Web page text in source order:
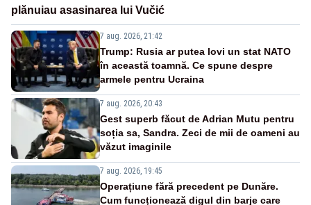
plănuiau asasinarea lui Vučić
7 aug. 2026, 21:42
Trump: Rusia ar putea lovi un stat NATO
în această toamnă. Ce spune despre
armele pentru Ucraina
7 aug. 2026, 20:43
Gest superb făcut de Adrian Mutu pentru
soția sa, Sandra. Zeci de mii de oameni au
văzut imaginile
7 aug. 2026, 19:45
Operațiune fără precedent pe Dunăre.
Cum funcționează digul din barje care